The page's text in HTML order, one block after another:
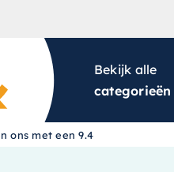
Bekijk alle
categorieën
ons met een 9.4